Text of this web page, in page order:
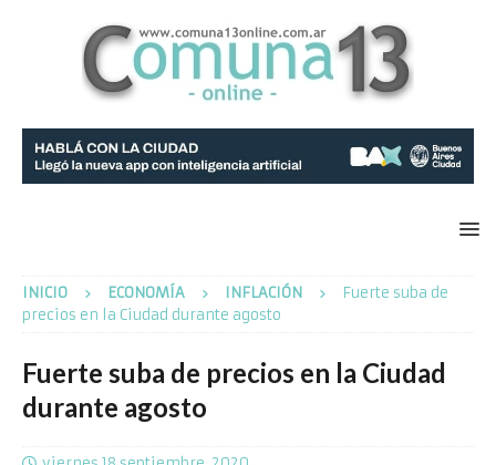
INICIO ECONOMÍA INFLACIÓN
Fuerte suba de
precios en la Ciudad durante agosto
Fuerte suba de precios en la Ciudad
durante agosto